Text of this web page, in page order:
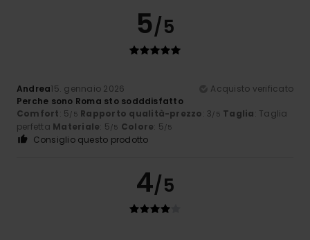
5/5
Andrea15. gennaio 2026
Acquisto verificato
Perche sono Roma sto sodddisfatto
Comfort: 5 /5 Rapporto qualità-prezzo: 3 /5 Taglia: Taglia
perfetta Materiale: 5 /5 Colore: 5 /5
Consiglio questo prodotto
4/5